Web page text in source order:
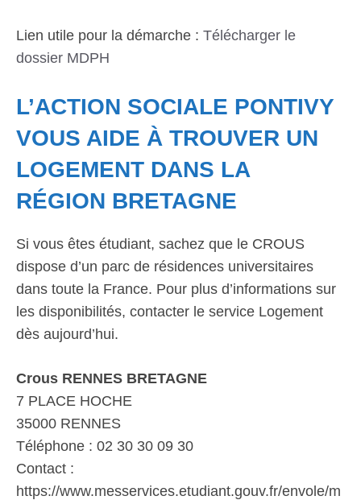
Lien utile pour la démarche : Télécharger le
dossier MDPH
L’ACTION SOCIALE PONTIVY
VOUS AIDE À TROUVER UN
LOGEMENT DANS LA
RÉGION BRETAGNE
Si vous êtes étudiant, sachez que le CROUS
dispose d’un parc de résidences universitaires
dans toute la France. Pour plus d’informations sur
les disponibilités, contacter le service Logement
dès aujourd’hui.
Crous RENNES BRETAGNE
7 PLACE HOCHE
35000 RENNES
Téléphone : 02 30 30 09 30
Contact :
https://www.messervices.etudiant.gouv.fr/envole/m